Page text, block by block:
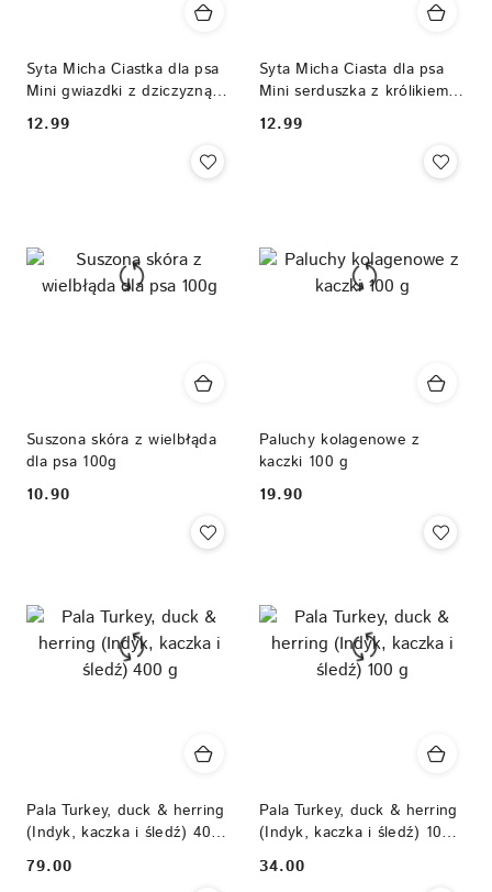
Syta Micha Ciastka dla psa
Mini gwiazdki z dziczyzną i
czarnym bzem 100g
Cena:
12.99
Syta Micha Ciasta dla psa
Mini serduszka z królikiem,
mąką kokosową i morelą
100g
Cena:
12.99
Suszona skóra z wielbłąda
dla psa 100g
Cena:
10.90
Paluchy kolagenowe z
kaczki 100 g
Cena:
19.90
Pala Turkey, duck & herring
(Indyk, kaczka i śledź) 400
g
Cena:
79.00
Pala Turkey, duck & herring
(Indyk, kaczka i śledź) 100
g
Cena:
34.00